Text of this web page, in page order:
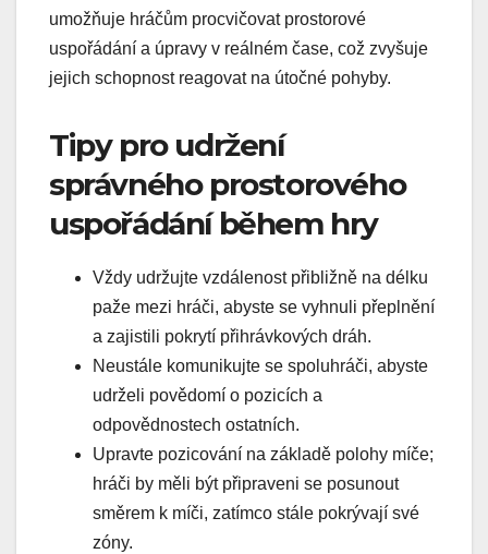
umožňuje hráčům procvičovat prostorové
uspořádání a úpravy v reálném čase, což zvyšuje
jejich schopnost reagovat na útočné pohyby.
Tipy pro udržení
správného prostorového
uspořádání během hry
Vždy udržujte vzdálenost přibližně na délku
paže mezi hráči, abyste se vyhnuli přeplnění
a zajistili pokrytí přihrávkových dráh.
Neustále komunikujte se spoluhráči, abyste
udrželi povědomí o pozicích a
odpovědnostech ostatních.
Upravte pozicování na základě polohy míče;
hráči by měli být připraveni se posunout
směrem k míči, zatímco stále pokrývají své
zóny.